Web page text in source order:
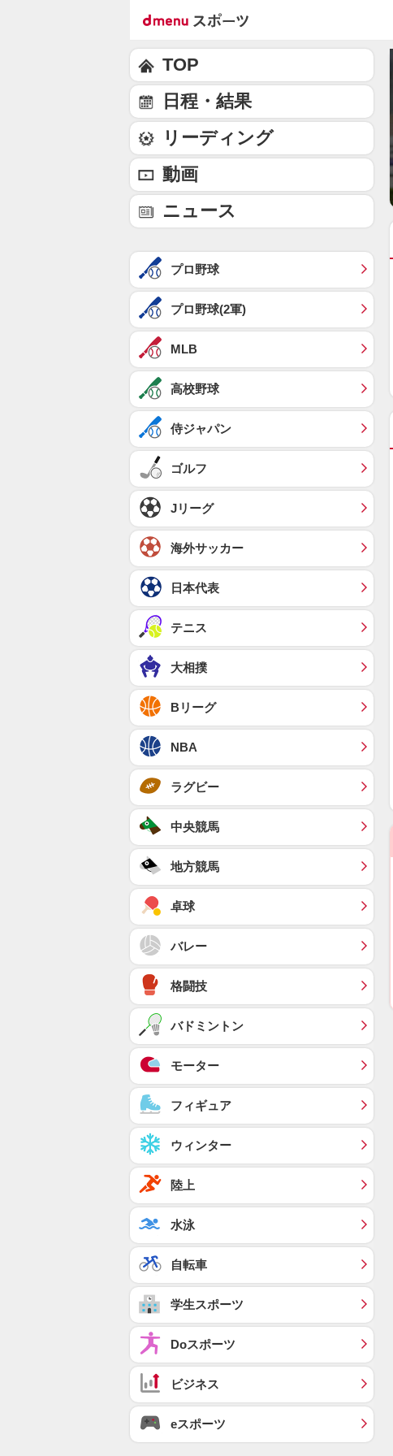
TOP
日程・結果
リーディング
動画
ニュース
プロ野球
プロ野球(2軍)
MLB
高校野球
侍ジャパン
ゴルフ
Jリーグ
海外サッカー
日本代表
テニス
大相撲
Bリーグ
NBA
ラグビー
中央競馬
地方競馬
卓球
バレー
格闘技
バドミントン
モーター
フィギュア
ウィンター
陸上
水泳
自転車
学生スポーツ
Doスポーツ
ビジネス
eスポーツ